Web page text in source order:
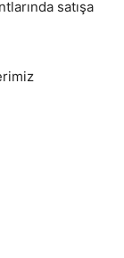
satışa